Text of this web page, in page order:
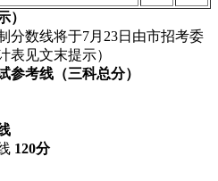
）
分数线将于7月23日由市招考委
表见文末提示）
参考线（三科总分）
120分